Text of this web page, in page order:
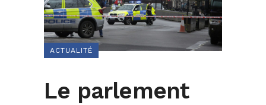
ACTUALITÉ
Le parlement